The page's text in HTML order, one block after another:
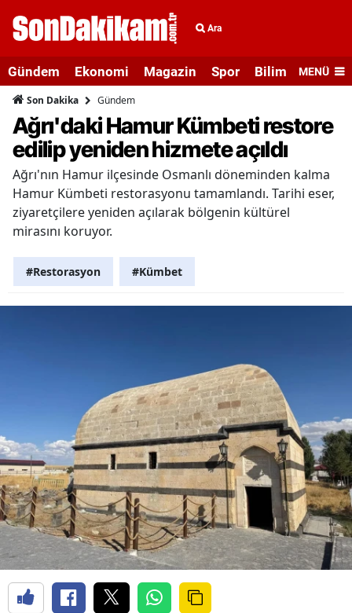
Ara
Gündem Ekonomi Magazin Spor Bilim veMENÜ
Son Dakika Gündem
Ağrı'daki Hamur Kümbeti restore
edilip yeniden hizmete açıldı
Ağrı'nın Hamur ilçesinde Osmanlı döneminden kalma
Hamur Kümbeti restorasyonu tamamlandı. Tarihi eser,
ziyaretçilere yeniden açılarak bölgenin kültürel
mirasını koruyor.
#Restorasyon #Kümbet